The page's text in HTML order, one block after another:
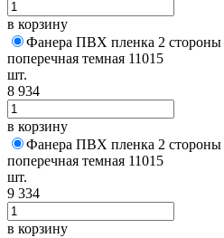
в корзину
Фанера ПВХ пленка 2 стороны
поперечная темная 11015
шт.
8 934
в корзину
Фанера ПВХ пленка 2 стороны
поперечная темная 11015
шт.
9 334
в корзину